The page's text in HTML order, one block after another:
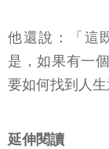
他還說：「這
是，如果有一
要如何找到人生
延伸閱讀